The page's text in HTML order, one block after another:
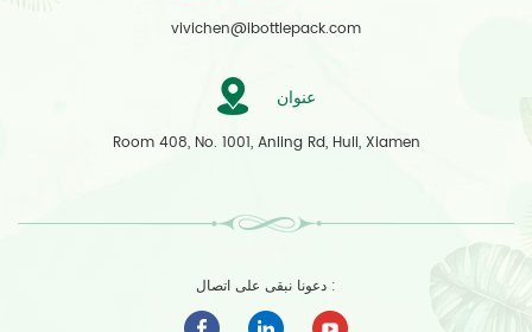
vivichen@ibottlepack.com
عنوان
Room 408, No. 1001, Anling Rd, Huli, Xiamen
دعونا نبقى على اتصال :